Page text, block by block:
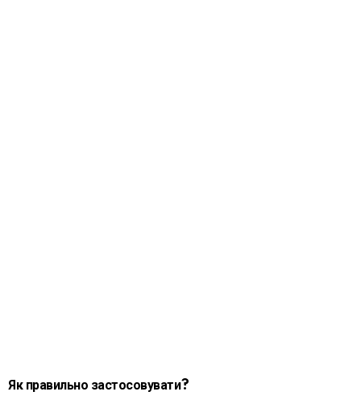
Як правильно застосовувати?